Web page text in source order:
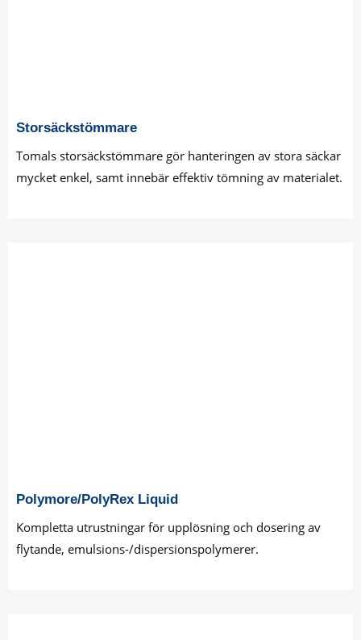
Storsäckstömmare
Tomals storsäckstömmare gör hanteringen av stora säckar
mycket enkel, samt innebär effektiv tömning av materialet.
Polymore/PolyRex Liquid
Kompletta utrustningar för upplösning och dosering av
flytande, emulsions-/dispersionspolymerer.